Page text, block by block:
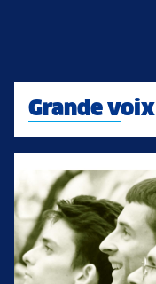
Grande voix